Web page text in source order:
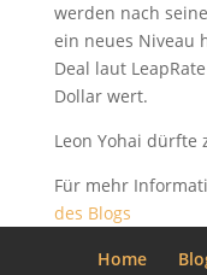
werden nach
ein neues Niveau
Deal laut
Dollar wert.
Leon Yohai
Für mehr
des Blogs
Home